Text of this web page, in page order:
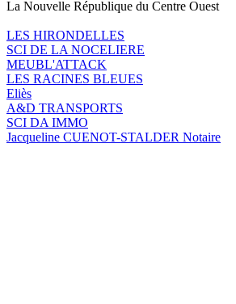
La Nouvelle République du Centre Ouest
LES HIRONDELLES
SCI DE LA NOCELIERE
MEUBL'ATTACK
LES RACINES BLEUES
Eliès
A&D TRANSPORTS
SCI DA IMMO
Jacqueline CUENOT-STALDER Notaire